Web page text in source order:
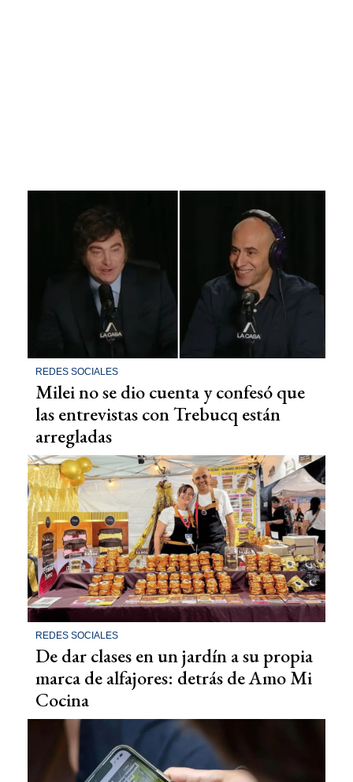
REDES SOCIALES
Milei no se dio cuenta y confesó que
las entrevistas con Trebucq están
arregladas
REDES SOCIALES
De dar clases en un jardín a su propia
marca de alfajores: detrás de Amo Mi
Cocina